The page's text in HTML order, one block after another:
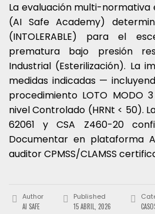
La evaluación multi-normativa
(AI Safe Academy)
(INTOLERABLE) para el
prematura bajo presión
Industrial (Esterilización). La
medidas indicadas —
procedimiento LOTO MODO
nivel Controlado (HRNt < 50).
62061 y CSA Z460-20
Documentar en plataforma
auditor CPMSS/CLAMSS
Author
AI SAFE
Published
15 ABRIL, 2026